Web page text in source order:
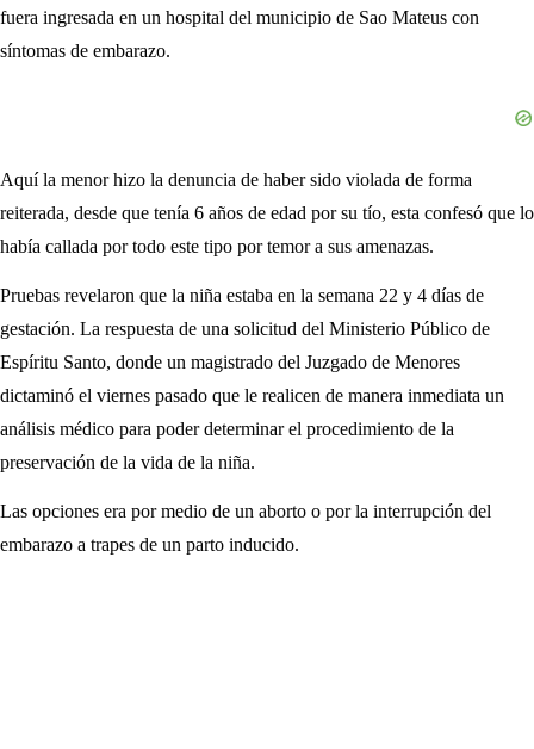
fuera ingresada en un hospital del municipio de Sao Mateus con
síntomas de embarazo.
Aquí la menor hizo la denuncia de haber sido violada de forma
reiterada, desde que tenía 6 años de edad por su tío, esta confesó que lo
había callada por todo este tipo por temor a sus amenazas.
Pruebas revelaron que la niña estaba en la semana 22 y 4 días de
gestación. La respuesta de una solicitud del Ministerio Público de
Espíritu Santo, donde un magistrado del Juzgado de Menores
dictaminó el viernes pasado que le realicen de manera inmediata un
análisis médico para poder determinar el procedimiento de la
preservación de la vida de la niña.
Las opciones era por medio de un aborto o por la interrupción del
embarazo a trapes de un parto inducido.